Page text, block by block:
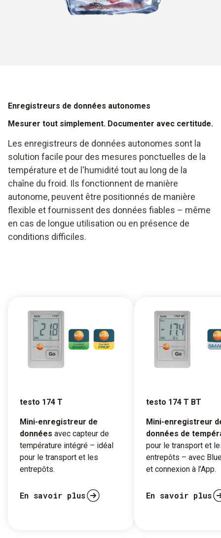
Enregistreurs de données autonomes
Mesurer tout simplement. Documenter avec certitude.
Les enregistreurs de données autonomes sont la
solution facile pour des mesures ponctuelles de la
température et de l'humidité tout au long de la
chaîne du froid. Ils fonctionnent de manière
autonome, peuvent être positionnés de manière
flexible et fournissent des données fiables – même
en cas de longue utilisation ou en présence de
conditions difficiles.
testo 174 T
Mini-enregistreur de
données avec capteur de
température intégré – idéal
pour le transport et les
entrepôts.
En savoir plus
testo 174 T BT
Mini-enregistreur
données de
pour le transport et
entrepôts – avec
et connexion à l’App.
En savoir plus